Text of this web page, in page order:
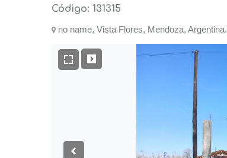
Código: 131315
no name, Vista Flores, Mendoza, Argentina.